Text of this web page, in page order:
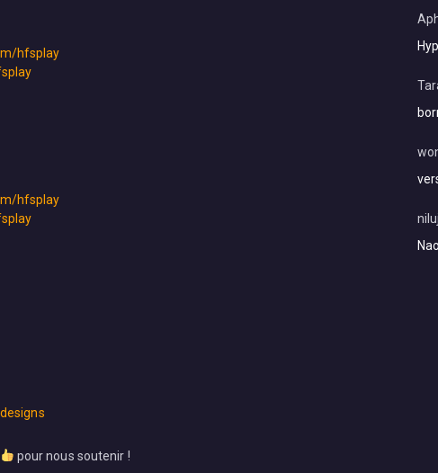
hfsplay
hfsplay
pour nous soutenir !